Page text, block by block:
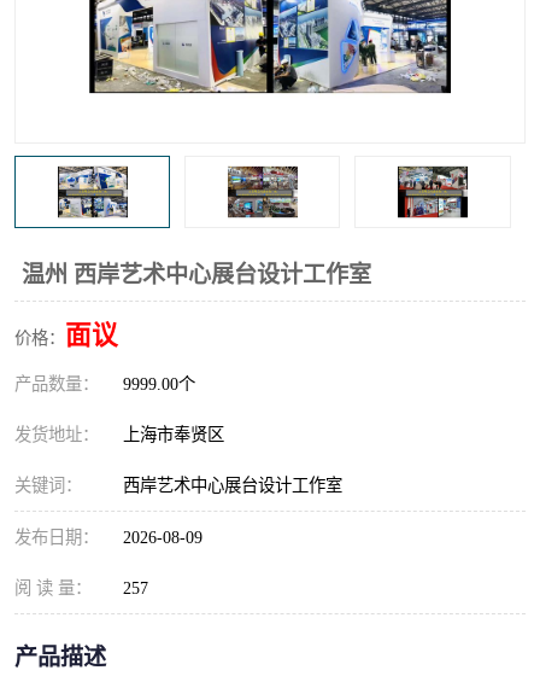
温州 西岸艺术中心展台设计工作室
价格： 面议
产品数量： 9999.00个
发货地址： 上海市奉贤区
关键词： 西岸艺术中心展台设计工作室
发布日期： 2026-08-09
阅 读 量： 257
产品描述